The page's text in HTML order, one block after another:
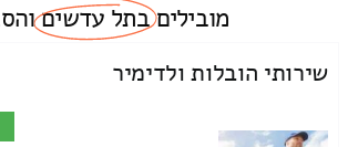
מוביליםבתל עדשים
שירותי הובלות ולדימיר